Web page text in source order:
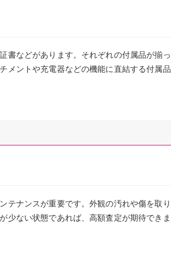
書などがあります。それぞれの付属品が揃っ
メントや充電器などの機能に直結する付属品
テナンスが重要です。外観の汚れや傷を取り
少ない状態であれば、高額査定が期待できま